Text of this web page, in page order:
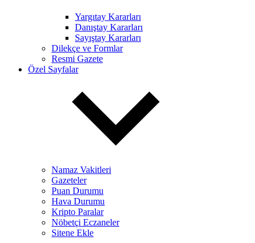
Yargıtay Kararları
Danıştay Kararları
Sayıştay Kararları
Dilekçe ve Formlar
Resmi Gazete
Özel Sayfalar
Namaz Vakitleri
Gazeteler
Puan Durumu
Hava Durumu
Kripto Paralar
Nöbetçi Eczaneler
Sitene Ekle